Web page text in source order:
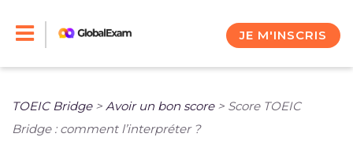
JE M'INSCRIS
TOEIC Bridge> Avoir un bon score> Score TOEIC
Bridge : comment l’interpréter ?